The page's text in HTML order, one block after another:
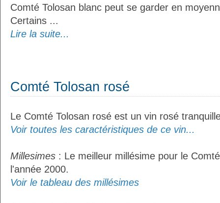
Comté Tolosan blanc peut se garder en
Certains ...
Lire la suite...
Comté Tolosan rosé
Le Comté Tolosan rosé est un vin rosé
Voir toutes les caractéristiques de ce vin...
Millesimes : Le meilleur millésime pour le
l'année 2000.
Voir le tableau des millésimes